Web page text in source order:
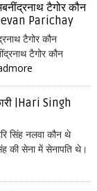
टैगोर कौन
Parichay
टैगोर कौन
टैगोर कौन
|Hari Singh
सिंह नलवा कौन थे
की सेना में सेनापति थे।